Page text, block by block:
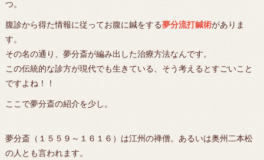
つ。
腹診から得た情報に従ってお腹に鍼をする夢分流打鍼術がありま
す。
その名の通り、夢分斎が編み出した治療方法なんです。
この伝統的な診方が現代でも生きている、そう考えるとすごいこと
ですよね！！
ここで夢分斎の紹介を少し。
夢分斎（１５５９～１６１６）は江州の禅僧。あるいは奥州二本松
の人とも言われます。